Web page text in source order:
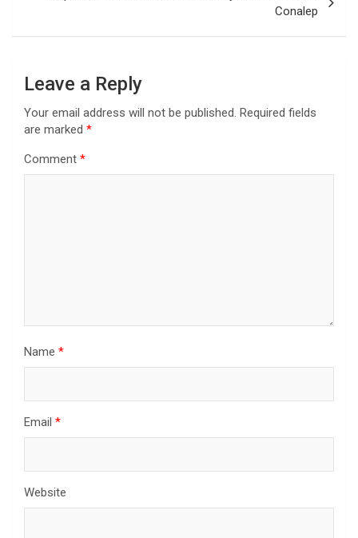
Conalep
Leave a Reply
Your email address will not be published. Required fields
are marked *
Comment *
Name *
Email *
Website